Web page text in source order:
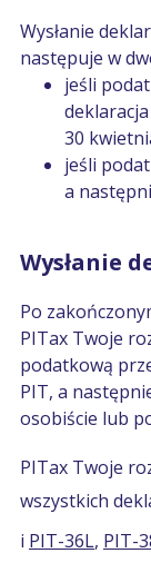
Wysłanie
następuje w
jeśli
30
jeśli
a
Wysłanie
Po
PITax Twoje
podatkową
PIT, a
osobiście lub
PITax Twoje
wszystkich
i PIT-36L, PIT-